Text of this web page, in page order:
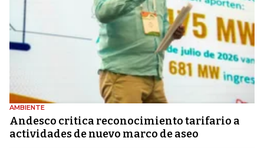
AMBIENTE
Andesco critica reconocimiento tarifario a
actividades de nuevo marco de aseo